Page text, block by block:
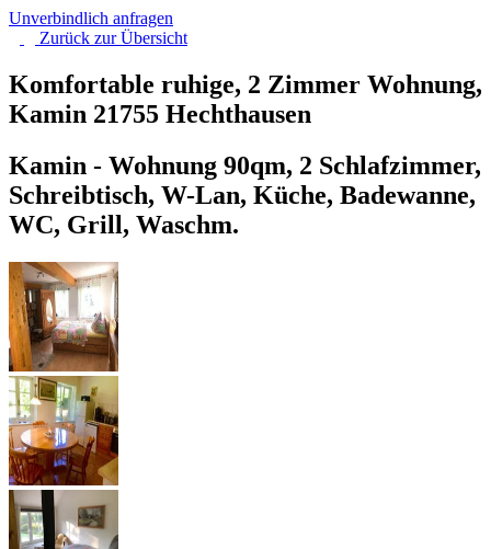
Unverbindlich anfragen
Zurück zurÜbersicht
Komfortable ruhige, 2 Zimmer Wohnung,
Kamin 21755 Hechthausen
Kamin - Wohnung 90qm, 2 Schlafzimmer,
Schreibtisch, W-Lan, Küche, Badewanne,
WC, Grill, Waschm.